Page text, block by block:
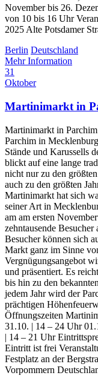
November bis 26.
von 10 bis 16 Uhr
2025 Alte Potsdamer
Berlin Deutschland
Mehr Information
31
Oktober
Martinimarkt in
Martinimarkt in
Parchim in
Stände und Karussells
blickt auf eine lange
nicht nur zu den
auch zu den größten
Martinimarkt hat sich
seiner Art in
am am ersten
zehntausende
Besucher können sich
Markt ganz im Sinne
Vergnügungsangebot
und präsentiert. Es
bis hin zu den
jedem Jahr wird der
prächtigen
Öffnungszeiten
31.10. | 14 – 24 Uhr
| 14 – 21 Uhr
Eintritt ist frei
Festplatz an der
Vorpommern